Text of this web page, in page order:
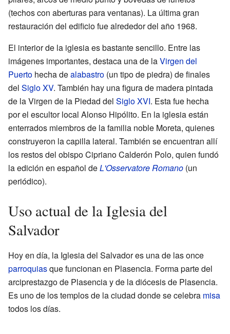
(techos con aberturas para ventanas). La última gran
restauración del edificio fue alrededor del año 1968.
El interior de la iglesia es bastante sencillo. Entre las
imágenes importantes, destaca una de laVirgen del
Puerto hecha dealabastro (un tipo de piedra) de finales
del Siglo XV. También hay una figura de madera pintada
de la Virgen de la Piedad del Siglo XVI. Esta fue hecha
por el escultor local Alonso Hipólito. En la iglesia están
enterrados miembros de la familia noble Moreta, quienes
construyeron la capilla lateral. También se encuentran allí
los restos del obispo Cipriano Calderón Polo, quien fundó
la edición en español deL'Osservatore Romano (un
periódico).
Uso actual de la Iglesia del
Salvador
Hoy en día, la Iglesia del Salvador es una de las once
parroquiasque funcionan en Plasencia. Forma parte del
arciprestazgo de Plasencia y de la diócesis de Plasencia.
Es uno de los templos de la ciudad donde se celebra misa
todos los días.